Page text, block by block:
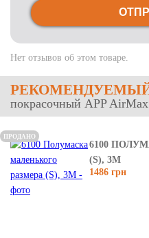
Нет отзывов об этом товаре.
покрасочный APP
6100
(S), 3М
1486 грн
ПРОДАНО